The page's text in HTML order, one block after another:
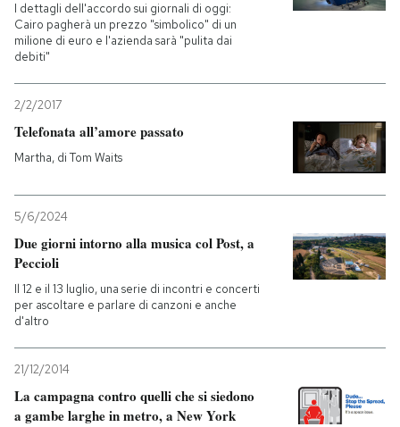
I dettagli dell'accordo sui giornali di oggi:
Cairo pagherà un prezzo "simbolico" di un
milione di euro e l'azienda sarà "pulita dai
debiti"
2/2/2017
Telefonata all’amore passato
Martha, di Tom Waits
5/6/2024
Due giorni intorno alla musica col Post, a
Peccioli
Il 12 e il 13 luglio, una serie di incontri e concerti
per ascoltare e parlare di canzoni e anche
d'altro
21/12/2014
La campagna contro quelli che si siedono
a gambe larghe in metro, a New York